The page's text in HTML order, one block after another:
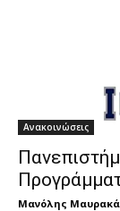
Ανακοινώσεις
Μανόλης